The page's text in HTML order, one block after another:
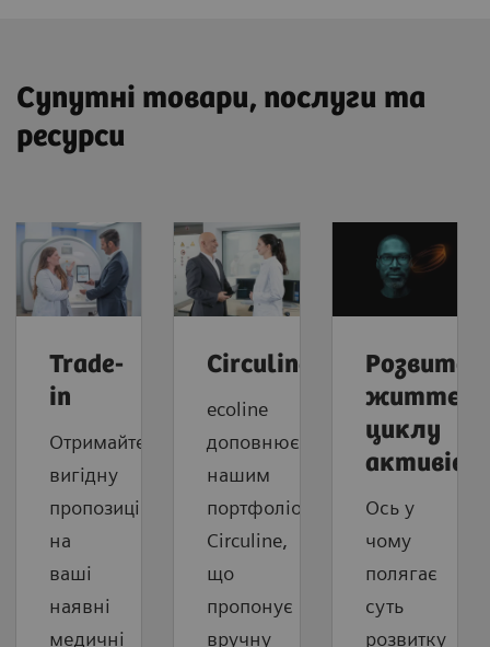
Супутні товари, послуги та
ресурси
Trade-
in
Отримайте
вигідну
пропозицію
на
ваші
наявні
медичні
Circuline
ecoline
доповнюється
нашим
портфоліо
Circuline,
що
пропонує
вручну
Розвиток
циклу
активів
Ось у
чому
полягає
суть
розвитку